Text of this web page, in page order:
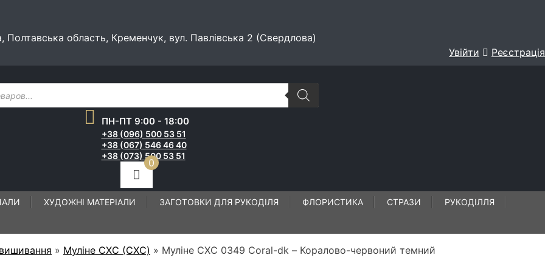
Полтавська область, Кременчук, вул. Павлівська 2 (Свердлова)
Увійти
Реєстрація
ПН-ПТ 9:00 - 18:00
+38 (096) 500 53 51
+38 (067) 546 46 40
+38 (073) 500 53 51
0
ХУДОЖНІ МАТЕРІАЛИ ЗАГОТОВКИ ДЛЯ РУКОДІЛЯ ФЛОРИСТИКА СТРАЗИ РУКОДІЛЛЯ
» Муліне СХС (CXC) » Муліне СХС 0349 Coral-dk – Коралово-червоний темний